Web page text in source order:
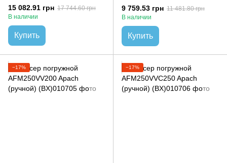
(ручной)
15 082.91 грн 17 744.60 грн
В наличии
Купить
9 759.53 грн 11 481.80 грн
В наличии
Купить
−17% −17%